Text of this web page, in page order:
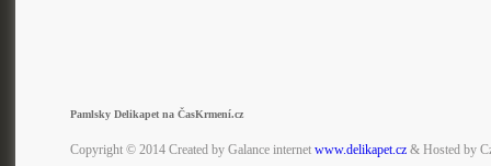
Pamlsky Delikapet na ČasKrmení.cz
Copyright © 2014 Created by Galance internet www.delikapet.cz& Hosted by